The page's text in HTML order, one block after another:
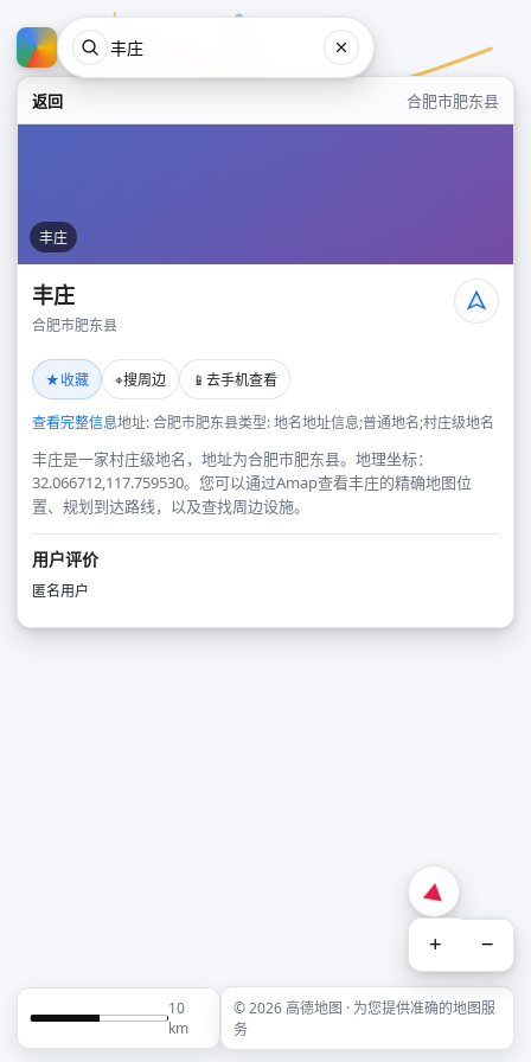
返回 合肥市肥东县
丰庄
丰庄
合肥市肥东县
★收藏 ⌖搜周边 📱 去手机查看
查看完整信息地址: 合肥市肥东县类型: 地名地址信息;普通地名;村庄级地名
丰庄是一家村庄级地名，地址为合肥市肥东县。地理坐标：
32.066712,117.759530。您可以通过Amap查看丰庄的精确地图位
置、规划到达路线，以及查找周边设施。
用户评价
匿名用户
+ −
10
km
© 2026 高德地图 · 为您提供准确的地图服
务